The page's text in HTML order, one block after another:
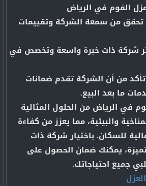
الفوم في الرياض
تحقق من سمعة الشركة وتقييمات
شركة ذات خبرة واسعة وتخصص في
من أن الشركة تقدم ضمانات
ما بعد البيع.
في الرياض من الحلول المثالية
والبيئية، مما يعزز من كفاءة
للسكان. باختيار شركة ذات
يمكنك ضمان الحصول على
جميع احتياجاتك.